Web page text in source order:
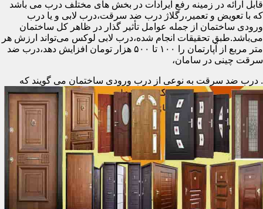
قابل ارائه در زمینه رفع ایرادات در بخش های مختلف درب می باشد
که با تعویض و تعمیر،رگلاژ درب ضد سرقت،درب لابی و یا درب
ورودی ساختمان از جمله عوامل تأثیر گذار در ظاهر کل ساختمان
می‌باشد.طبق تحقیقات انجام شده،درب لابی لوکس می‌تواند ارزش هر
متر مربع از آپارتمان را ۱۰۰ تا ۵۰۰ هزار تومان افزایش دهد،درب ضد
سرقت چینی در سامان،
. درب ضد سرقت به نوعی از درب ورودی ساختمان می گویند که